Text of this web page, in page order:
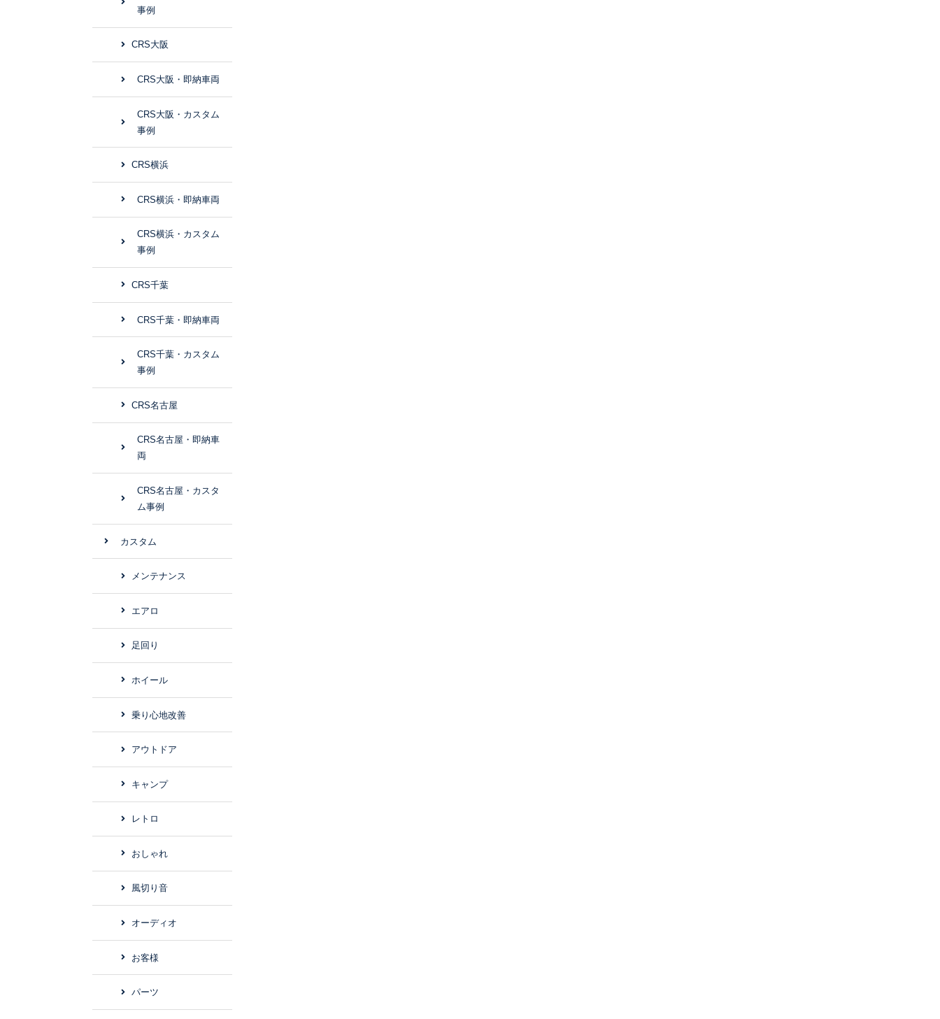
事例
CRS大阪
CRS大阪・即納車両
CRS大阪・カスタム
事例
CRS横浜
CRS横浜・即納車両
CRS横浜・カスタム
事例
CRS千葉
CRS千葉・即納車両
CRS千葉・カスタム
事例
CRS名古屋
CRS名古屋・即納車
両
CRS名古屋・カスタ
ム事例
カスタム
メンテナンス
エアロ
足回り
ホイール
乗り心地改善
アウトドア
キャンプ
レトロ
おしゃれ
風切り音
オーディオ
お客様
パーツ